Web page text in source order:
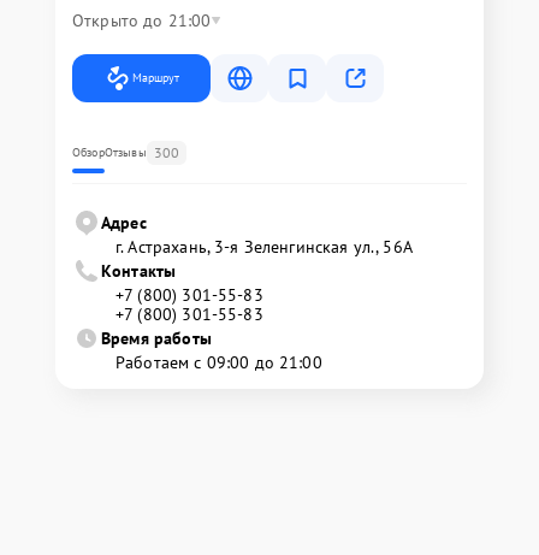
Открыто до 21:00
Маршрут
ОбзорОтзывы 300
Адрес
г. Астрахань, 3-я Зеленгинская ул., 56А
Контакты
+7 (800) 301-55-83
+7 (800) 301-55-83
Время работы
Работаем с 09:00 до 21:00